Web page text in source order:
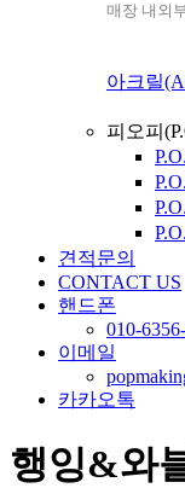
매장 내외
아크릴
피오피
견적문의
CONTACT US
핸드폰
010-
이메일
카카오톡
행잉&와